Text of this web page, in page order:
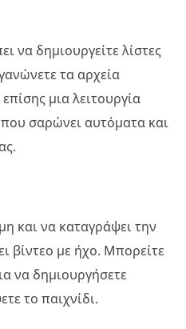
να δημιουργείτε λίστες
τα αρχεία
μια λειτουργία
σαρώνει αυτόματα και
και να καταγράψει την
βίντεο με ήχο. Μπορείτε
να δημιουργήσετε
το παιχνίδι.